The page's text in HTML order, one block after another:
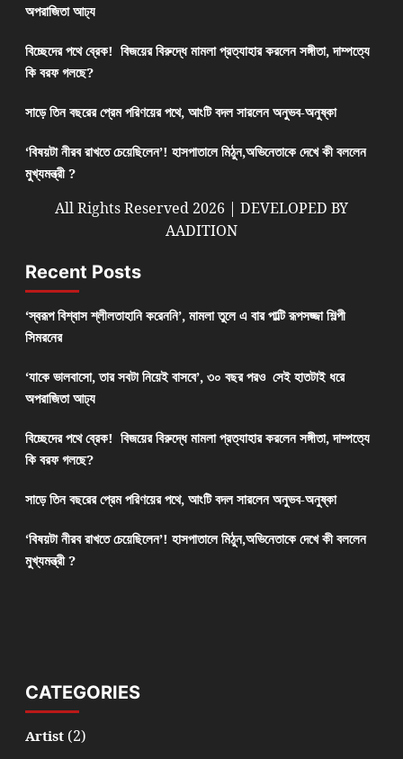
অপরাজিতা আঢ্য
বিচ্ছেদের পথে ব্রেক! বিজয়ের বিরুদ্ধে মামলা প্রত্যাহার করলেন সঙ্গীতা, দাম্পত্যে
কি বরফ গলছে?
সাড়ে তিন বছরের প্রেম পরিণয়ের পথে, আংটি বদল সারলেন অনুভব-অনুষ্কা
‘বিষয়টা নীরব রাখতে চেয়েছিলেন’! হাসপাতালে মিঠুন,অভিনেতাকে দেখে কী বললেন
মুখ্যমন্ত্রী ?
All Rights Reserved 2026 | DEVELOPED BY
AADITION
Recent Posts
‘স্বরূপ বিশ্বাস শ্লীলতাহানি করেননি’, মামলা তুলে এ বার পাল্টি রূপসজ্জা শিল্পী
সিমরনের
‘যাকে ভালবাসো, তার সবটা নিয়েই বাসবে’, ৩০ বছর পরও সেই হাতটাই ধরে
অপরাজিতা আঢ্য
বিচ্ছেদের পথে ব্রেক! বিজয়ের বিরুদ্ধে মামলা প্রত্যাহার করলেন সঙ্গীতা, দাম্পত্যে
কি বরফ গলছে?
সাড়ে তিন বছরের প্রেম পরিণয়ের পথে, আংটি বদল সারলেন অনুভব-অনুষ্কা
‘বিষয়টা নীরব রাখতে চেয়েছিলেন’! হাসপাতালে মিঠুন,অভিনেতাকে দেখে কী বললেন
মুখ্যমন্ত্রী ?
CATEGORIES
Artist(2)